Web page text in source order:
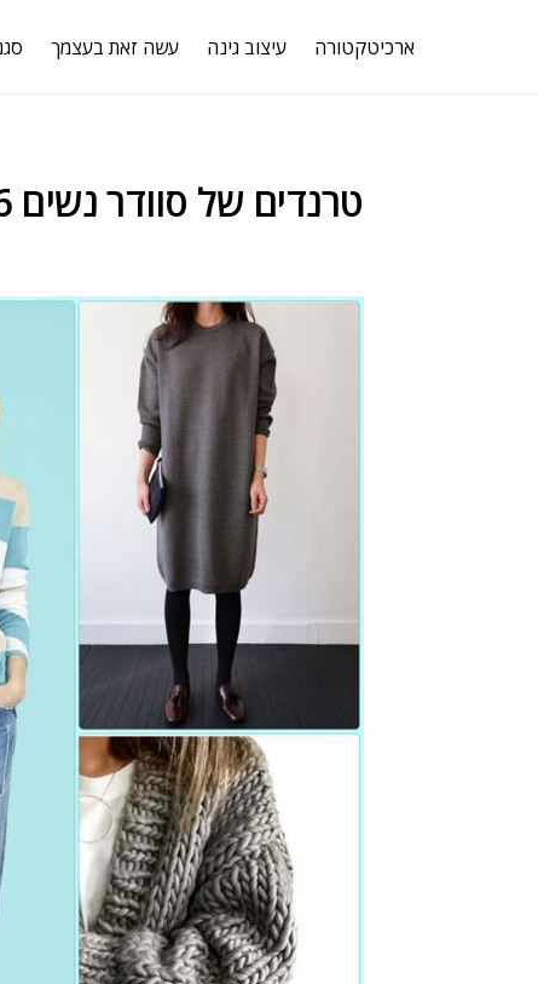
עשה זאת בעצמך עיצוב גינה ארכיטקטורה
טרנדים של סוודר נשים 2016: סריגים לנשים בעלות אופנה